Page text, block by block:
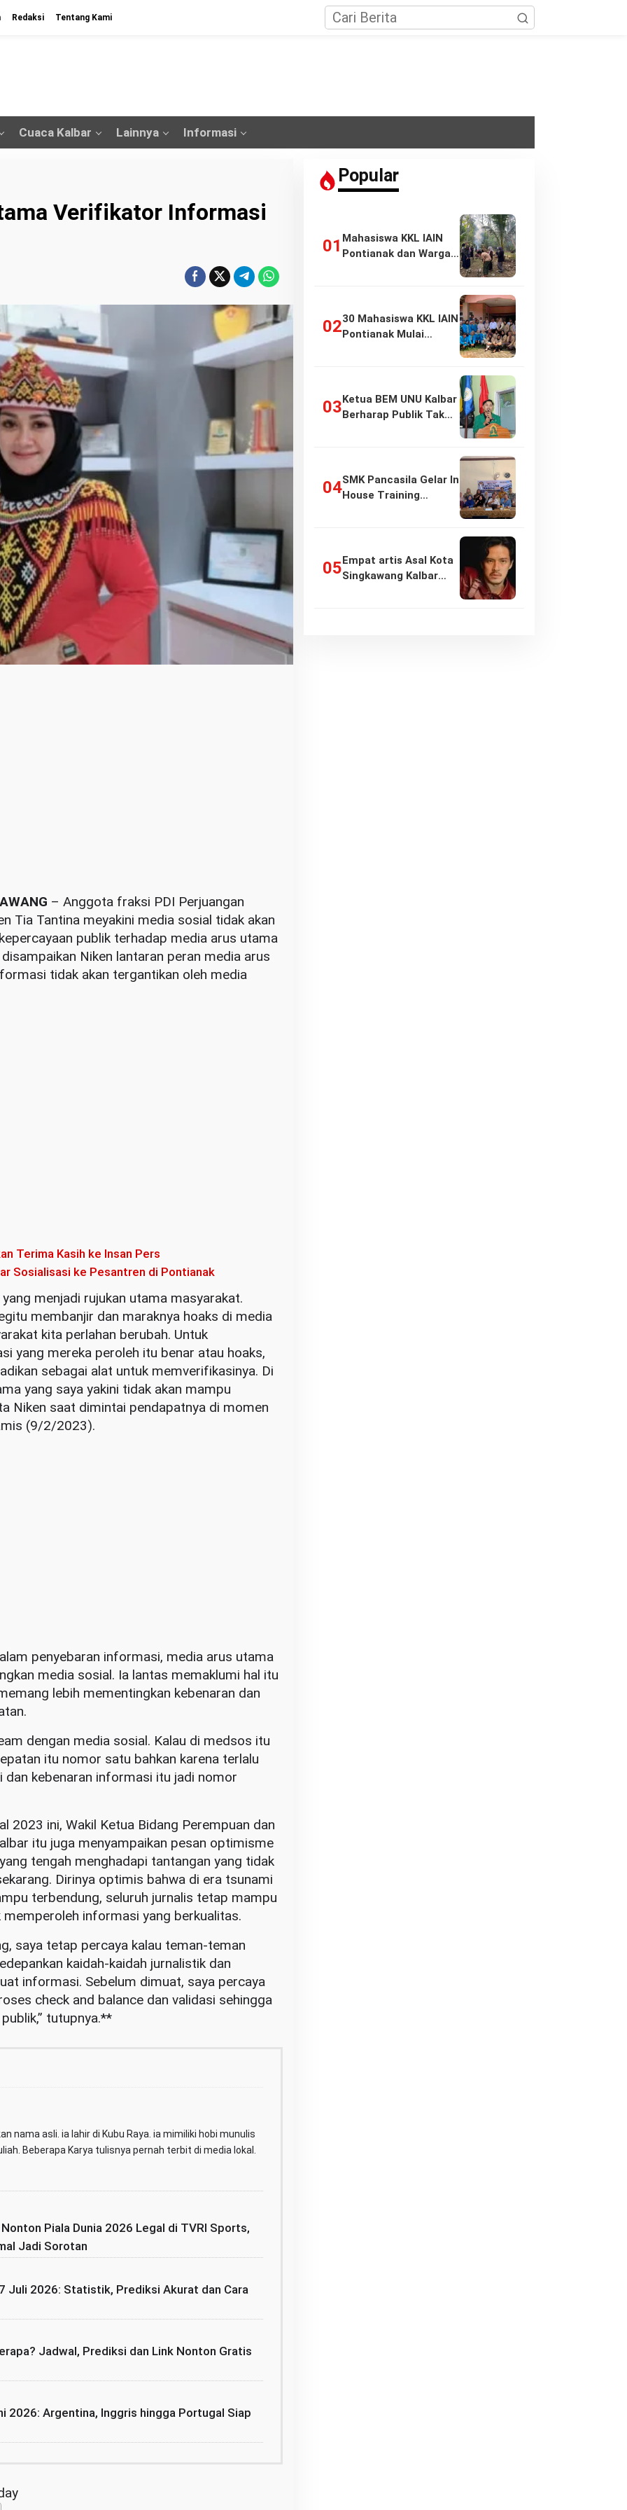
Redaksi Tentang Kami
Cuaca Kalbar Lainnya Informasi
Verifikator Informasi
– Anggota fraksi PDI Perjuangan
Tia Tantina meyakini media sosial tidak akan
publik terhadap media arus utama
Niken lantaran peran media arus
tidak akan tergantikan oleh media
Terima Kasih ke Insan Pers
Sosialisasi ke Pesantren di Pontianak
menjadi rujukan utama masyarakat.
membanjir dan maraknya hoaks di media
kita perlahan berubah. Untuk
yang mereka peroleh itu benar atau hoaks,
sebagai alat untuk memverifikasinya. Di
yang saya yakini tidak akan mampu
Niken saat dimintai pendapatnya di momen
(9/2/2023).
penyebaran informasi, media arus utama
media sosial. Ia lantas memaklumi hal itu
lebih mementingkan kebenaran dan
dengan media sosial. Kalau di medsos itu
itu nomor satu bahkan karena terlalu
dan kebenaran informasi itu jadi nomor
2023 ini, Wakil Ketua Bidang Perempuan dan
itu juga menyampaikan pesan optimisme
tengah menghadapi tantangan yang tidak
Dirinya optimis bahwa di era tsunami
terbendung, seluruh jurnalis tetap mampu
informasi yang berkualitas.
saya tetap percaya kalau teman-teman
kaidah-kaidah jurnalistik dan
informasi. Sebelum dimuat, saya percaya
check and balance dan validasi sehingga
tutupnya.**
nama asli. ia lahir di Kubu Raya. ia mimiliki hobi munulis
Beberapa Karya tulisnya pernah terbit di media lokal.
Piala Dunia 2026 Legal di TVRI Sports,
Jadi Sorotan
Juli 2026: Statistik, Prediksi Akurat dan Cara
Jadwal, Prediksi dan Link Nonton Gratis
2026: Argentina, Inggris hingga Portugal Siap
Popular
Mahasiswa KKL IAIN
Pontianak dan Warga
30 Mahasiswa KKL IAIN
Pontianak Mulai
Ketua BEM UNU Kalbar
Berharap Publik Tak
SMK Pancasila Gelar In
House Training
Empat artis Asal Kota
Singkawang Kalbar